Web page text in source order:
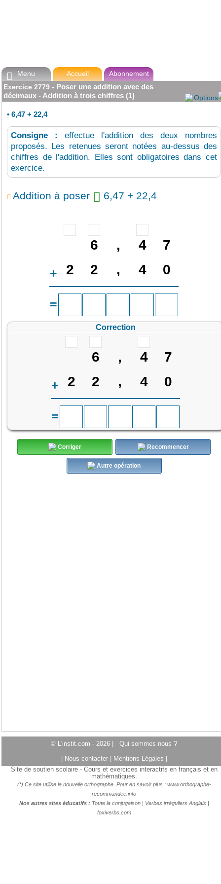
 Menu Accueil
Abonnement
Exercice 2779 - Poser une addition avec des
décimaux - Addition à trois chiffres (1)
Options
• 6,47 + 22,4
Consigne : effectue l'addition des deux nombres
proposés. Les retenues seront notées au-dessus des
chiffres de l'addition. Elles sont obligatoires dans cet
exercice.
Addition à poser 6,47 + 22,4
6 , 4 7
+ 2 2 , 4 0
=
Correction
6 , 4 7
+ 2 2 , 4 0
=
Corriger Recommencer
Autre opération
© L'instit.com - 2026 | Qui sommes nous ?
Nous contacter Mentions Légales
Site de soutien scolaire - Cours et exercices interactifs en français et en
mathématiques.
(*) Ce site utilise la nouvelle orthographe. Pour en savoir plus : www.orthographe-
recommandee.info
Nos autres sites éducatifs : Toute la conjugaison| Verbes irréguliers Anglais |
foxiverbs.com